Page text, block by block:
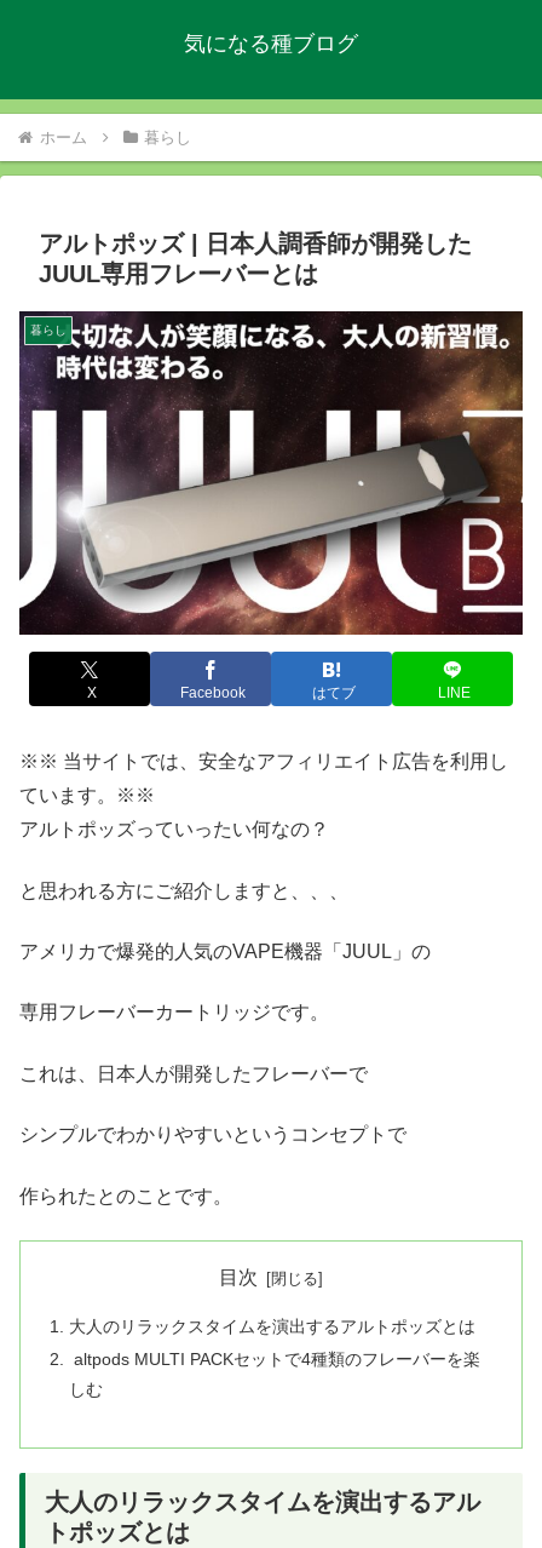
気になる種ブログ
ホーム 暮らし
アルトポッズ | 日本人調香師が開発した
JUUL専用フレーバーとは
暮らし
X Facebook はてブ LINE
※※ 当サイトでは、安全なアフィリエイト広告を利用し
ています。※※
アルトポッズっていったい何なの？
と思われる方にご紹介しますと、、、
アメリカで爆発的人気のVAPE機器「JUUL」の
専用フレーバーカートリッジです。
これは、日本人が開発したフレーバーで
シンプルでわかりやすいというコンセプトで
作られたとのことです。
目次
大人のリラックスタイムを演出するアルトポッズとは
altpods MULTI PACKセットで4種類のフレーバーを楽
しむ
大人のリラックスタイムを演出するアル
トポッズとは